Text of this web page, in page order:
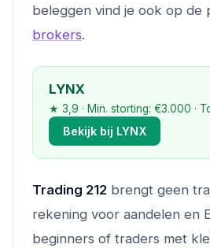
beleggen vind je ook op de
brokers.
LYNX
★ 3,9 · Min. storting: €3.000 ·
Bekijk bij LYNX
Trading 212 brengt geen
rekening voor aandelen en
beginners of traders met